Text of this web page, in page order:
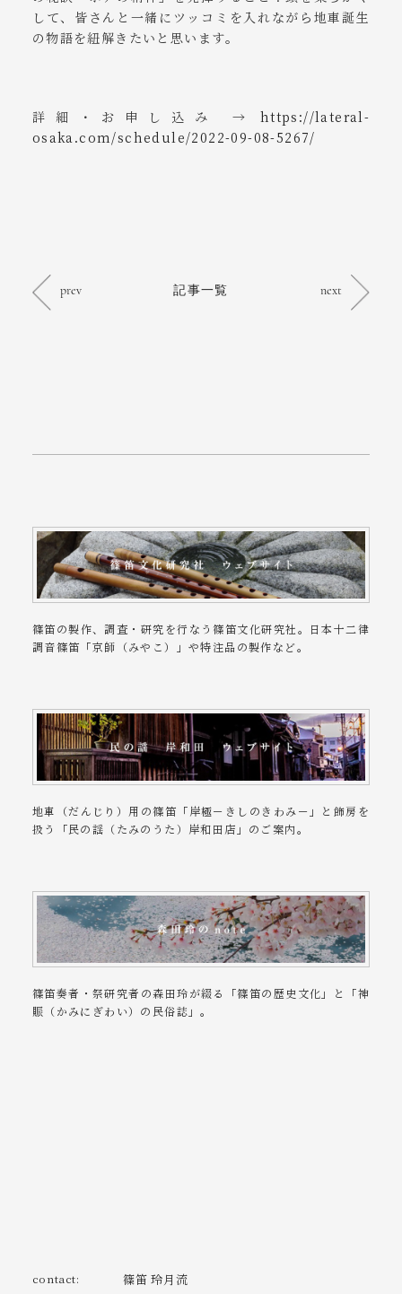
して、皆さんと一緒にツッコミを入れながら地車誕生
の物語を紐解きたいと思います。
詳細・お申し込み → https://lateral-
osaka.com/schedule/2022-09-08-5267/
prev 記事一覧 next
篠笛の製作、調査・研究を行なう篠笛文化研究社。日本十二律
調音篠笛「京師（みやこ）」や特注品の製作など。
地車（だんじり）用の篠笛「岸極－きしのきわみ－」と飾房を
扱う「民の謡（たみのうた）岸和田店」のご案内。
篠笛奏者・祭研究者の森田玲が綴る「篠笛の歴史文化」と「神
賑（かみにぎわい）の民俗誌」。
contact: 篠笛 玲月流